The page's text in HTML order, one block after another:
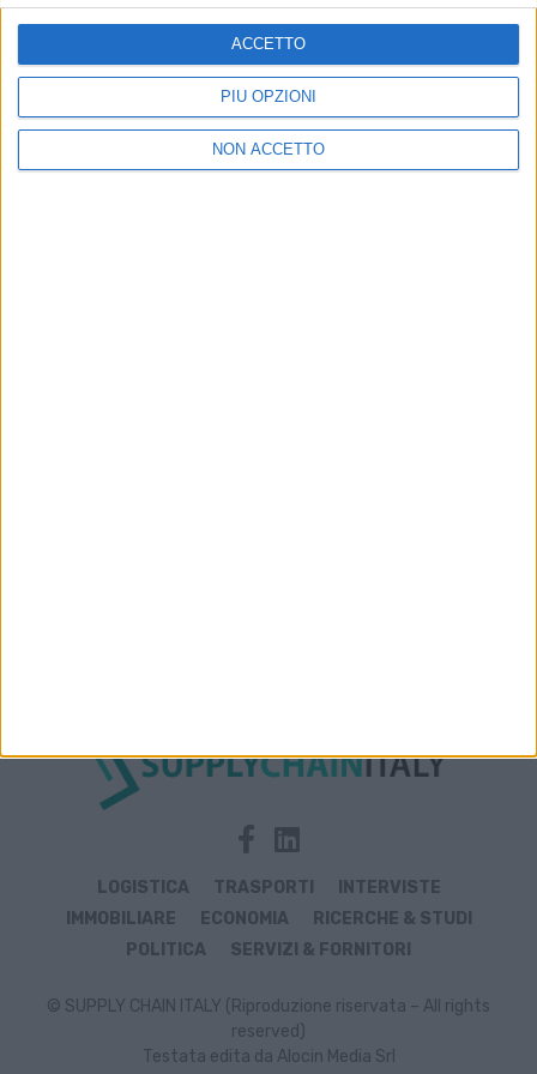
PIÙ OPZIONI
NON ACCETTO
ACCETTO
ISCRIVITI
Dichiaro di aver letto e compreso l'informativa sulla privacy e
di dare il mio consenso alla ricezione di promozioni commerciali
LOGISTICA TRASPORTI
INTERVISTE
IMMOBILIARE
ECONOMIA
RICERCHE & STUDI
POLITICA
SERVIZI & FORNITORI
© SUPPLY CHAIN ITALY (Riproduzione riservata – All rights
reserved)
Testata edita da Alocin Media Srl